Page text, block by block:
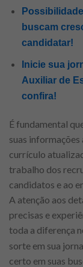
buscam
candidatar!
Inicie sua
Auxiliar de
confira!
É fundamental
suas
currículo
trabalho dos
candidatos e ao
A atenção aos
precisas e
toda a diferença
sorte em sua
certo em suas